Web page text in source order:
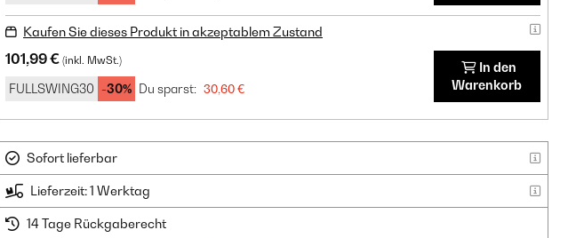
Kaufen Sie dieses Produkt in akzeptablem Zustand
101,99 € (inkl. MwSt.)
FULLSWING30 -30% Du sparst: 30,60 €
In den
Warenkorb
Sofort lieferbar
Lieferzeit: 1 Werktag
14 Tage Rückgaberecht